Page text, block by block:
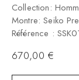
Collection:
Montre: Seiko
Référence :
670,00 €